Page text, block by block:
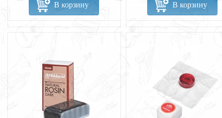
В корзину В корзину